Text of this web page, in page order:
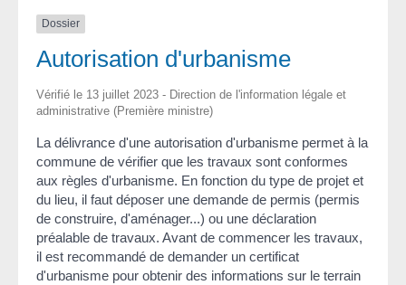
Dossier
Autorisation d'urbanisme
Vérifié le 13 juillet 2023 - Direction de l'information légale et
administrative (Première ministre)
La délivrance d'une autorisation d'urbanisme permet à la
commune de vérifier que les travaux sont conformes
aux règles d'urbanisme. En fonction du type de projet et
du lieu, il faut déposer une demande de permis (permis
de construire, d'aménager...) ou une déclaration
préalable de travaux. Avant de commencer les travaux,
il est recommandé de demander un certificat
d'urbanisme pour obtenir des informations sur le terrain